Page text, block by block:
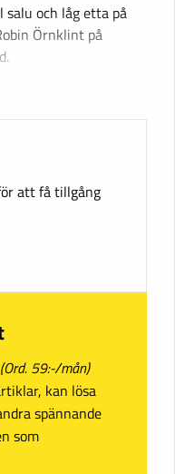
och låg etta på
Örnklint på
att få tillgång
(Ord. 59:-/mån)
kan lösa
spännande
som